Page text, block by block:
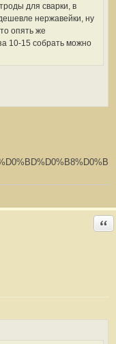
для сварки, в
нержавейки, ну
опять же
10-15 собрать можно